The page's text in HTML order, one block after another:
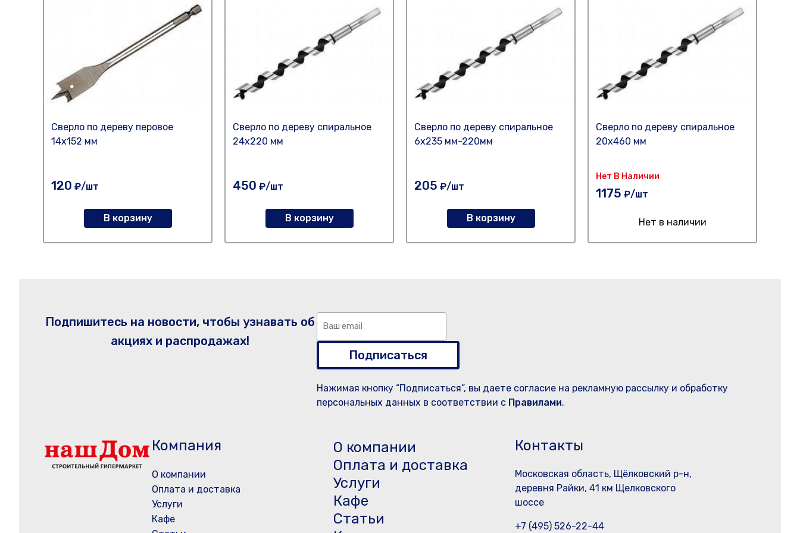
Сверло по дереву перовое
14х152 мм
120 ₽/шт
В корзину
Сверло по дереву спиральное
24х220 мм
450 ₽/шт
В корзину
Сверло по дереву спиральное
6х235 мм-220мм
205 ₽/шт
В корзину
Сверло по дереву спиральное
20х460 мм
Нет В Наличии
1175 ₽/шт
Нет в наличии
Подпишитесь на новости, чтобы узнавать об
акциях и распродажах!
Подписаться
Нажимая кнопку “Подписаться”, вы даете согласие на рекламную рассылку и обработку
персональных данных в соответствии с Правилами.
Компания
О компании
Оплата и доставка
Услуги
Кафе
О компании
Оплата и доставка
Услуги
Кафе
Статьи
Контакты
Московская область, Щёлковский р-н,
деревня Райки, 41 км Щелковского
шоссе
+7 (495) 526-22-44